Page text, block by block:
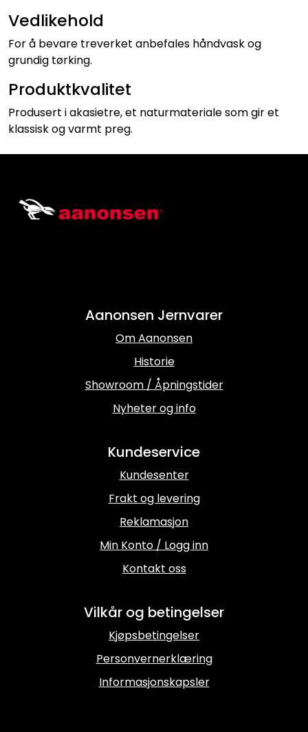
Vedlikehold
For å bevare treverket anbefales håndvask og
grundig tørking.
Produktkvalitet
Produsert i akasietre, et naturmateriale som gir et
klassisk og varmt preg.
Aanonsen Jernvarer
Om Aanonsen
Historie
Showroom / Åpningstider
Nyheter og info
Kundeservice
Kundesenter
Frakt og levering
Reklamasjon
Min Konto / Logg inn
Kontakt oss
Vilkår og betingelser
Kjøpsbetingelser
Personvernerklæring
Informasjonskapsler